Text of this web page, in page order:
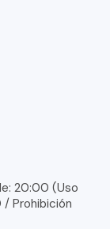
20:00 (Uso
Prohibición